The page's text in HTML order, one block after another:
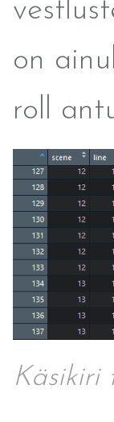
on
roll
Käsikiri